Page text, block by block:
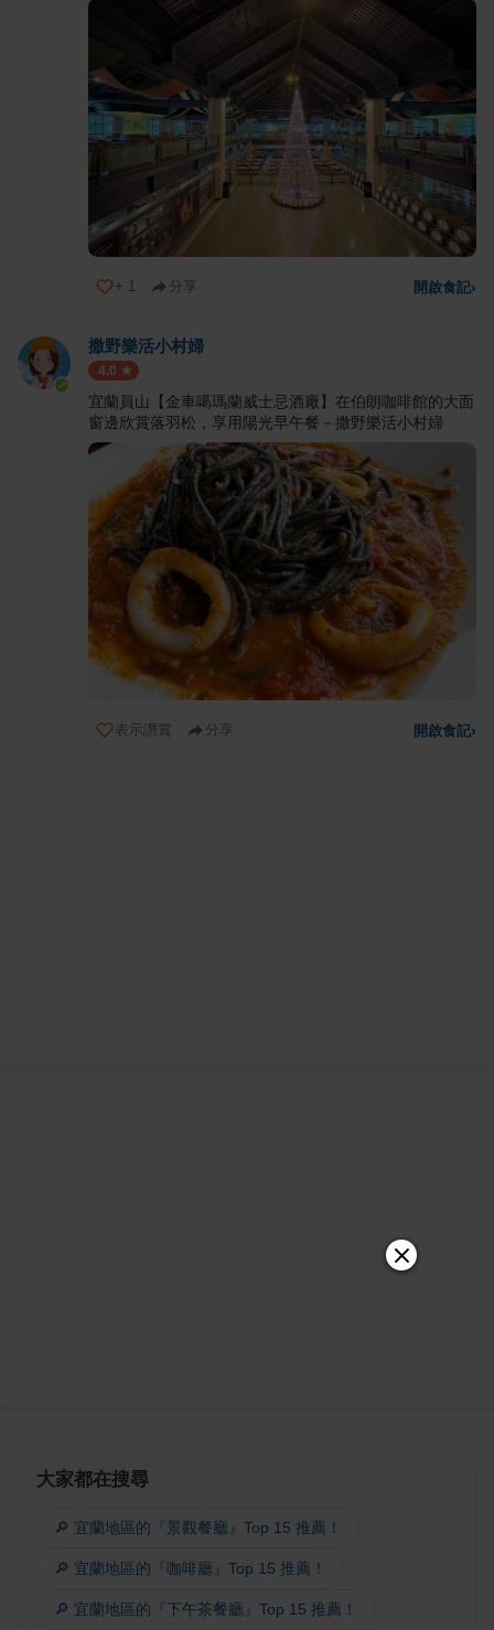
+ 1 分享 開啟食記›
撒野樂活小村婦
4.0
宜蘭員山【金車噶瑪蘭威士忌酒廠】在伯朗咖啡館的大面
窗邊欣賞落羽松，享用陽光早午餐－撒野樂活小村婦
表示讚賞 分享 開啟食記›
大家都在搜尋
🔎 宜蘭地區的『景觀餐廳』Top 15 推薦！
🔎 宜蘭地區的『咖啡廳』Top 15 推薦！
🔎 宜蘭地區的『下午茶餐廳』Top 15 推薦！